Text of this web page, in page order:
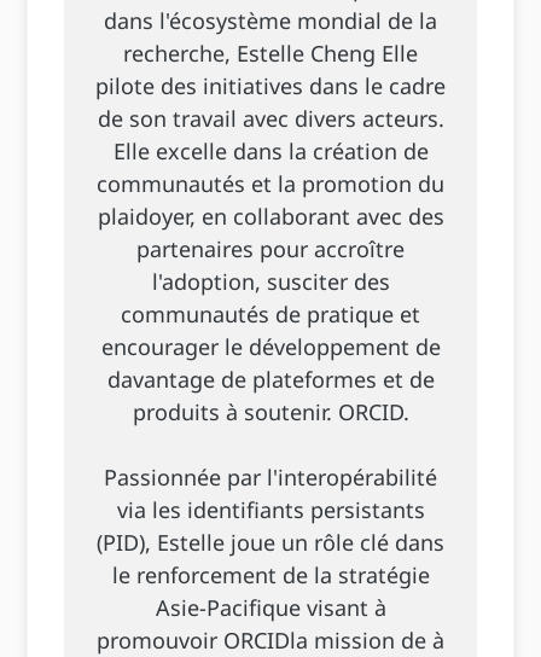
dans l'écosystème mondial de la
recherche, Estelle Cheng Elle
pilote des initiatives dans le cadre
de son travail avec divers acteurs.
Elle excelle dans la création de
communautés et la promotion du
plaidoyer, en collaborant avec des
partenaires pour accroître
l'adoption, susciter des
communautés de pratique et
encourager le développement de
davantage de plateformes et de
produits à soutenir. ORCID.
Passionnée par l'interopérabilité
via les identifiants persistants
(PID), Estelle joue un rôle clé dans
le renforcement de la stratégie
Asie-Pacifique visant à
promouvoir ORCIDla mission de à